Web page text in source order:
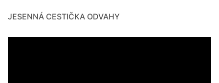
JESENNÁ CESTIČKA ODVAHY